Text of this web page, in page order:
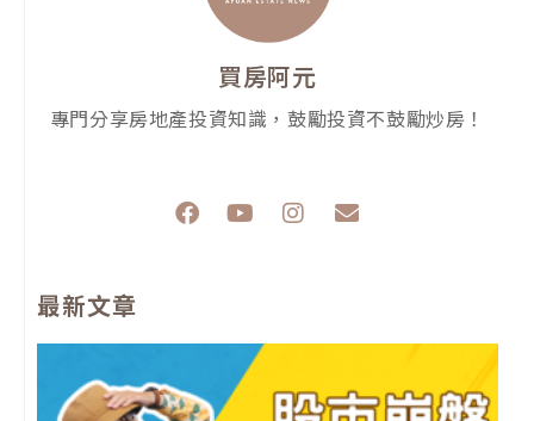
買房阿元
專門分享房地產投資知識，鼓勵投資不鼓勵炒房！
F
a
o
Y
e
I
r
m
E
p
最新文章